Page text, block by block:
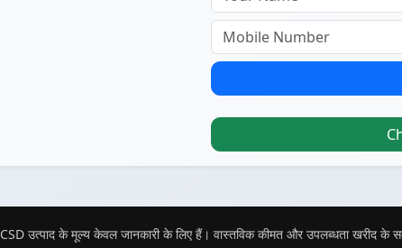
CSD उत्पाद के मूल्य केवल जानकारी के लिए हैं। वास्तविक कीमत और उपलब्धता खरीद के